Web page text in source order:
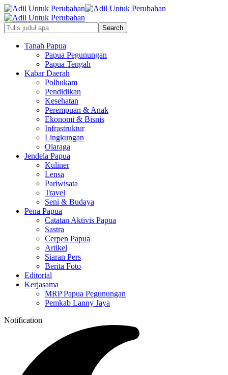
Tanah Papua
Papua Pegunungan
Papua Tengah
Kabar Daerah
Polhukam
Pendidikan
Kesehatan
Perempuan & Anak
Ekonomi & Bisnis
Infrastruktur
Lingkungan
Olaraga
Jendela Papua
Kuliner
Lensa
Pariwisata
Travel
Seni & Budaya
Pena Papua
Catatan Aktivis Papua
Sastra
Cerpen Papua
Artikel
Siaran Pers
Berita Foto
Editorial
Kerjasama
MRP Papua Pegunungan
Pemkab Lanny Jaya
Notification